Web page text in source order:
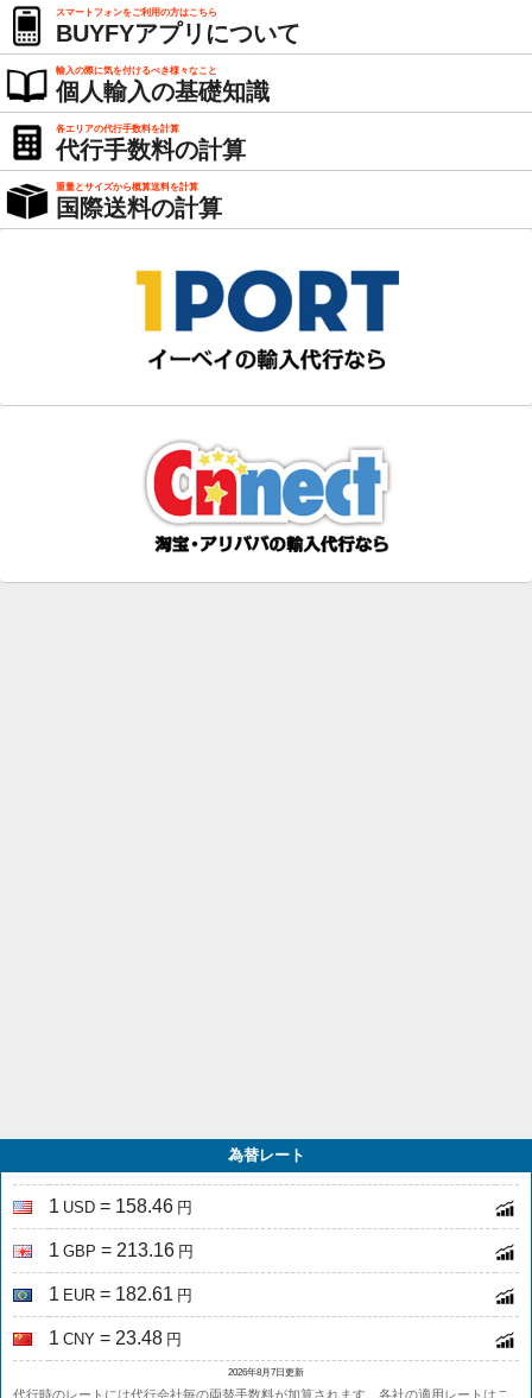
スマートフォンをご利用の方はこちら
BUYFYアプリについて
輸入の際に気を付けるべき様々なこと
個人輸入の基礎知識
各エリアの代行手数料を計算
代行手数料の計算
重量とサイズから概算送料を計算
国際送料の計算
為替レート
1 USD = 158.46 円
1 GBP = 213.16 円
1 EUR = 182.61 円
1 CNY = 23.48 円
2026年8月7日更新
代行時のレートには代行会社毎の両替手数料が加算されます。各社の適用レートは こ